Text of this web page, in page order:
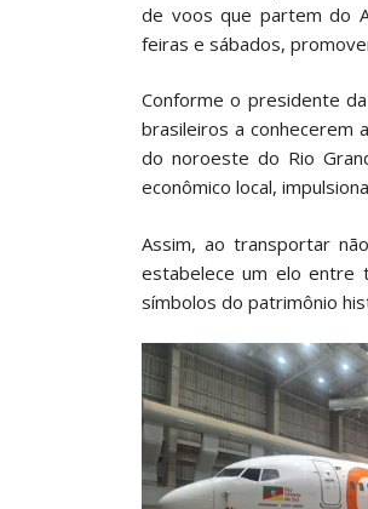
de voos que partem do
feiras e sábados,
Conforme o presidente
brasileiros a conhecerem
do noroeste do Rio
econômico local,
Assim, ao transportar
estabelece um elo entre
símbolos do patrimônio